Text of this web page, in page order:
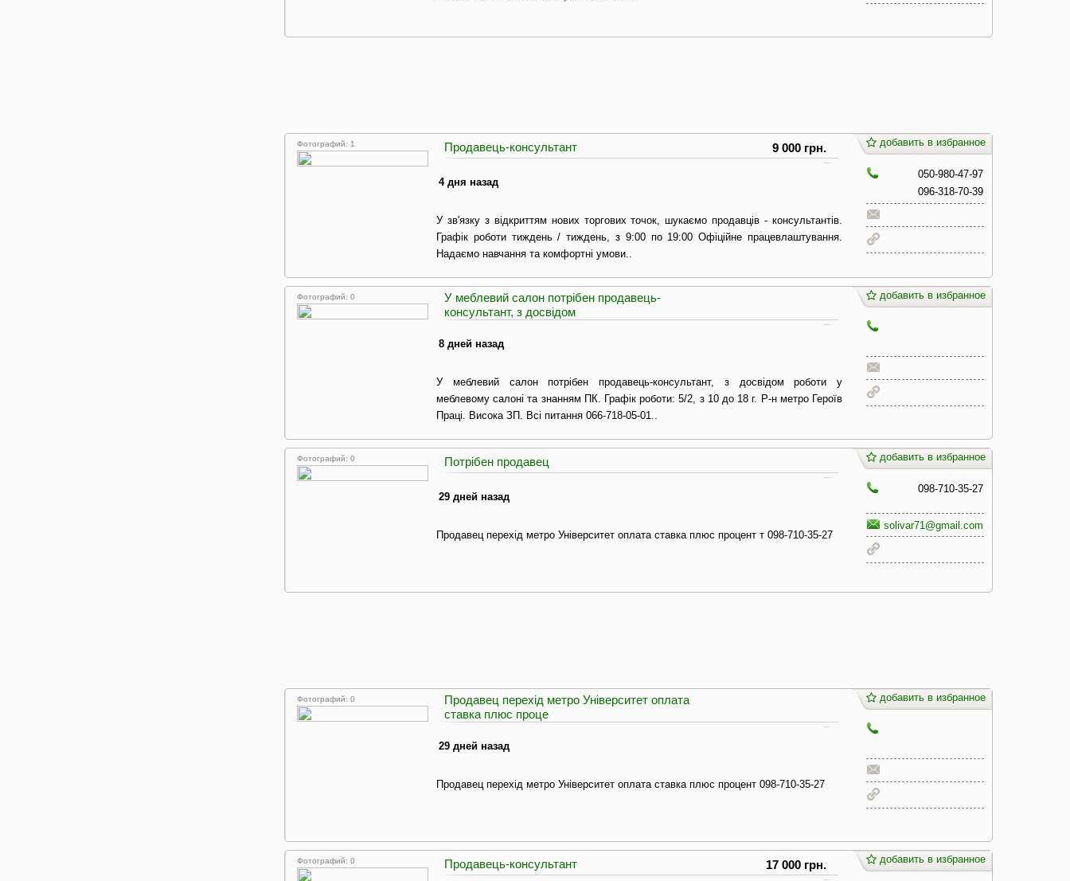
Фотографий: 1 Продавець-консультант 9 000 грн.
4 дня назад
У зв'язку з відкриттям нових торгових точок, шукаємо продавців - консультантів.
Графік роботи тиждень / тиждень, з 9:00 по 19:00 Офіційне працевлаштування.
Надаємо навчання та комфортні умови..
добавить в избранное
050-980-47-97
096-318-70-39
Фотографий: 0
У меблевий салон потрібен продавець-
консультант, з досвідом
8 дней назад
У меблевий салон потрібен продавець-консультант, з досвідом роботи у
меблевому салоні та знанням ПК. Графік роботи: 5/2, з 10 до 18 г. Р-н метро Героїв
Праці. Висока ЗП. Всі питання 066-718-05-01..
добавить в избранное
Фотографий: 0 Потрібен продавец
29 дней назад
Продавец перехід метро Університет оплата ставка плюс процент т 098-710-35-27
добавить в избранное
098-710-35-27
solivar71@gmail.com
Фотографий: 0
Продавец перехід метро Університет оплата
ставка плюс проце
29 дней назад
Продавец перехід метро Університет оплата ставка плюс процент 098-710-35-27
добавить в избранное
Фотографий: 0 Продавець-консультант 17 000 грн. добавить в избранное